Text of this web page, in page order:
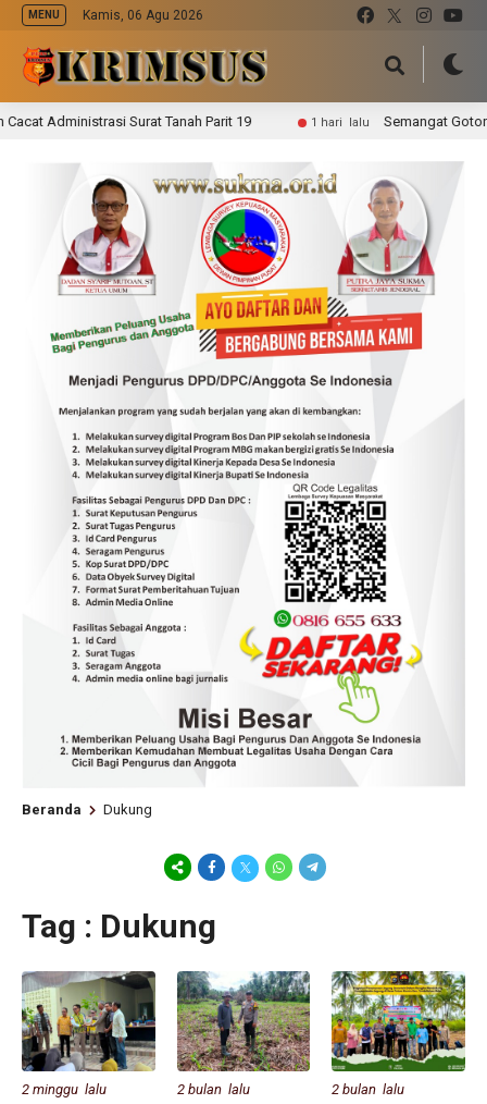
MENU Kamis, 06 Agu 2026
Surat Tanah Parit 19 1 hari lalu Semangat Gotong
Beranda Dukung
Tag : Dukung
2 minggu lalu 2 bulan lalu 2 bulan lalu